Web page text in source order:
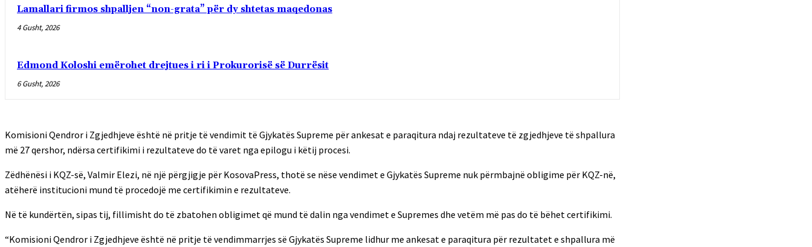
Lamallari firmos shpalljen “non-grata” për dy shtetas maqedonas
4 Gusht, 2026
Edmond Koloshi emërohet drejtues i ri i Prokurorisë së Durrësit
6 Gusht, 2026
Komisioni Qendror i Zgjedhjeve është në pritje të vendimit të Gjykatës Supreme për ankesat e paraqitura ndaj rezultateve të zgjedhjeve të shpallura
më 27 qershor, ndërsa certifikimi i rezultateve do të varet nga epilogu i këtij procesi.
Zëdhënësi i KQZ-së, Valmir Elezi, në një përgjigje për KosovaPress, thotë se nëse vendimet e Gjykatës Supreme nuk përmbajnë obligime për KQZ-në,
atëherë institucioni mund të procedojë me certifikimin e rezultateve.
Në të kundërtën, sipas tij, fillimisht do të zbatohen obligimet që mund të dalin nga vendimet e Supremes dhe vetëm më pas do të bëhet certifikimi.
“Komisioni Qendror i Zgjedhjeve është në pritje të vendimmarrjes së Gjykatës Supreme lidhur me ankesat e paraqitura për rezultatet e shpallura më